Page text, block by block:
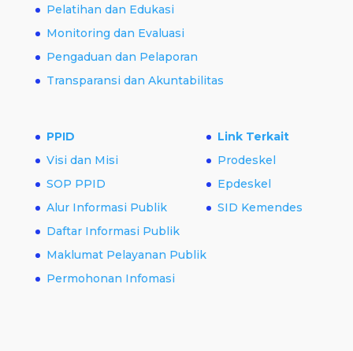
Pelatihan dan Edukasi
Monitoring dan Evaluasi
Pengaduan dan Pelaporan
Transparansi dan Akuntabilitas
PPID
Visi dan Misi
SOP PPID
Alur Informasi Publik
Daftar Informasi Publik
Maklumat Pelayanan Publik
Permohonan Infomasi
Link Terkait
Prodeskel
Epdeskel
SID Kemendes